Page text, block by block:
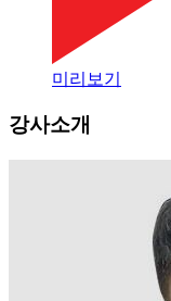
미리보기
강사소개